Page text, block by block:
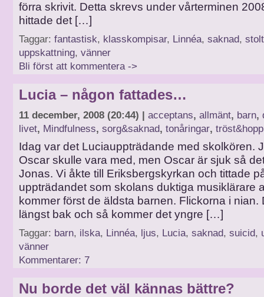
förra skrivit. Detta skrevs under vårterminen
hittade det […]
Taggar: fantastisk, klasskompisar, Linnéa, saknad,
uppskattning, vänner
Bli först att kommentera ->
Lucia – någon fattades…
11 december, 2008 (20:44) | acceptans, allmänt, barn,
livet, Mindfulness, sorg&saknad, tonåringar, tröst&hopp
Idag var det Luciauppträdande med skolkören.
Oscar skulle vara med, men Oscar är sjuk så
Jonas. Vi åkte till Eriksbergskyrkan och tittade
uppträdandet som skolans duktiga musiklärare
kommer först de äldsta barnen. Flickorna i nian.
längst bak och så kommer det yngre […]
Taggar: barn, ilska, Linnéa, ljus, Lucia, saknad, suicid,
vänner
Kommentarer: 7
Nu borde det väl kännas bättre?